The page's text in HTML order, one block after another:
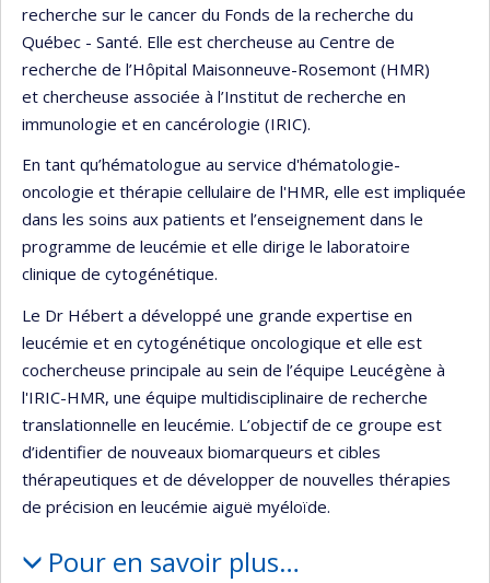
recherche sur le cancer du Fonds de la recherche du
Québec - Santé. Elle est chercheuse au Centre de
recherche de l’Hôpital Maisonneuve-Rosemont (HMR)
et chercheuse associée à l’Institut de recherche en
immunologie et en cancérologie (IRIC).
En tant qu’hématologue au service d'hématologie-
oncologie et thérapie cellulaire de l'HMR, elle est impliquée
dans les soins aux patients et l’enseignement dans le
programme de leucémie et elle dirige le laboratoire
clinique de cytogénétique.
Le Dr Hébert a développé une grande expertise en
leucémie et en cytogénétique oncologique et elle est
cochercheuse principale au sein de l’équipe Leucégène à
l'IRIC-HMR, une équipe multidisciplinaire de recherche
translationnelle en leucémie. L’objectif de ce groupe est
d’identifier de nouveaux biomarqueurs et cibles
thérapeutiques et de développer de nouvelles thérapies
de précision en leucémie aiguë myéloïde.
Pour en savoir plus…